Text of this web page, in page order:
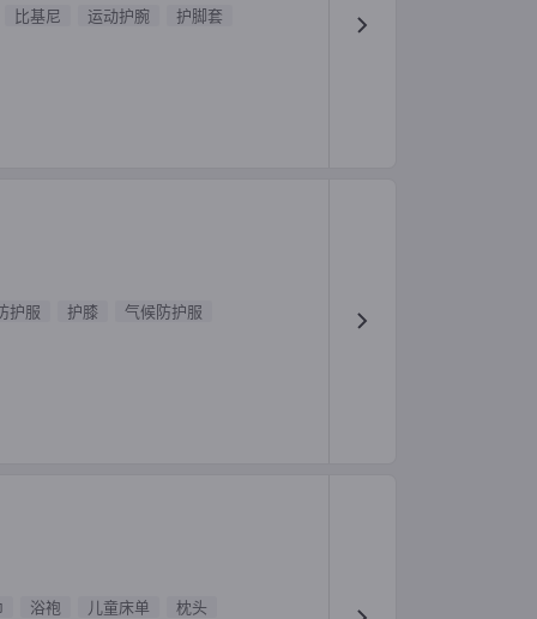
比基尼 运动护腕 护脚套
护服 护膝 气候防护服
浴袍 儿童床单 枕头